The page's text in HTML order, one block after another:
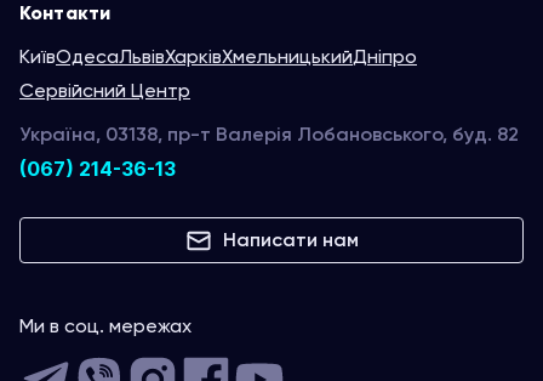
Контакти
КиївОдесаЛьвівХарківХмельницькийДніпро
Сервійсний Центр
Україна, 03138, пр-т Валерія Лобановського, буд. 82
(067) 214-36-13
Написати нам
Ми в соц. мережах